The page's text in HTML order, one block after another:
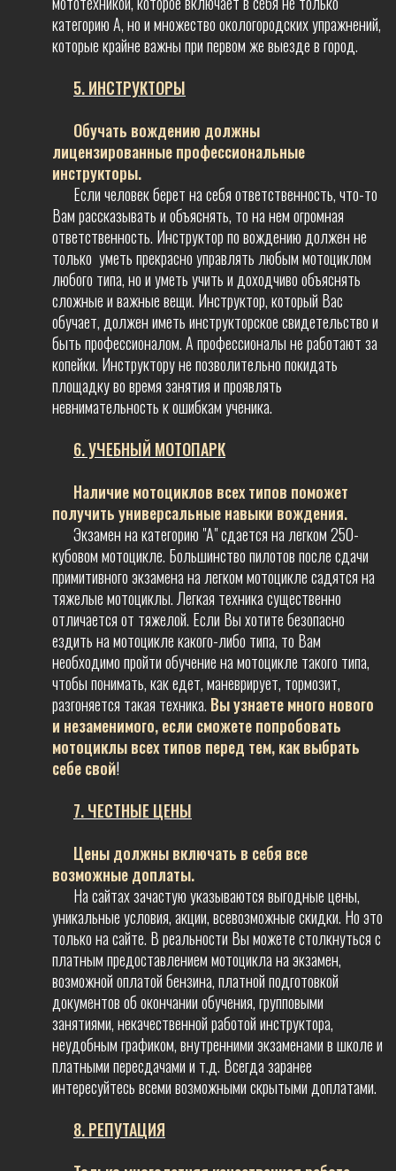
категорию А, но и множество окологородских упражнений,
которые крайне важны при первом же выезде в город.
5. ИНСТРУКТОРЫ
Обучать вождению должны
лицензированные профессиональные
инструкторы.
Если человек берет на себя ответственность, что-то
Вам рассказывать и объяснять, то на нем огромная
ответственность. Инструктор по вождению должен не
только уметь прекрасно управлять любым мотоциклом
любого типа, но и уметь учить и доходчиво объяснять
сложные и важные вещи. Инструктор, который Вас
обучает, должен иметь инструкторское свидетельство и
быть профессионалом. А профессионалы не работают за
копейки. Инструктору не позволительно покидать
площадку во время занятия и проявлять
невнимательность к ошибкам ученика.
6. УЧЕБНЫЙ МОТОПАРК
Наличие мотоциклов всех типов поможет
получить универсальные навыки вождения.
Экзамен на категорию "А" сдается на легком 250-
кубовом мотоцикле. Большинство пилотов после сдачи
примитивного экзамена на легком мотоцикле садятся на
тяжелые мотоциклы. Легкая техника существенно
отличается от тяжелой. Если Вы хотите безопасно
ездить на мотоцикле какого-либо типа, то Вам
необходимо пройти обучение на мотоцикле такого типа,
чтобы понимать, как едет, маневрирует, тормозит,
разгоняется такая техника. Вы узнаете много нового
и незаменимого, если сможете попробовать
мотоциклы всех типов перед тем, как выбрать
себе свой!
7. ЧЕСТНЫЕ ЦЕНЫ
Цены должны включать в себя все
возможные доплаты.
На сайтах зачастую указываются выгодные цены,
уникальные условия, акции, всевозможные скидки. Но это
только на сайте. В реальности Вы можете столкнуться с
платным предоставлением мотоцикла на экзамен,
возможной оплатой бензина, платной подготовкой
документов об окончании обучения, групповыми
занятиями, некачественной работой инструктора,
неудобным графиком, внутренними экзаменами в школе и
платными пересдачами и т.д. Всегда заранее
интересуйтесь всеми возможными скрытыми доплатами.
8. РЕПУТАЦИЯ